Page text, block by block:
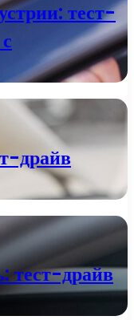
тест-
драйв
тест-драйв